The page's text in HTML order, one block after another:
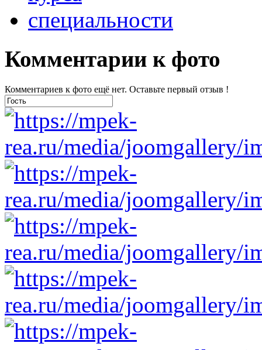
Комментарии к фото
Комментариев к фото ещё нет. Оставьте первый отзыв !